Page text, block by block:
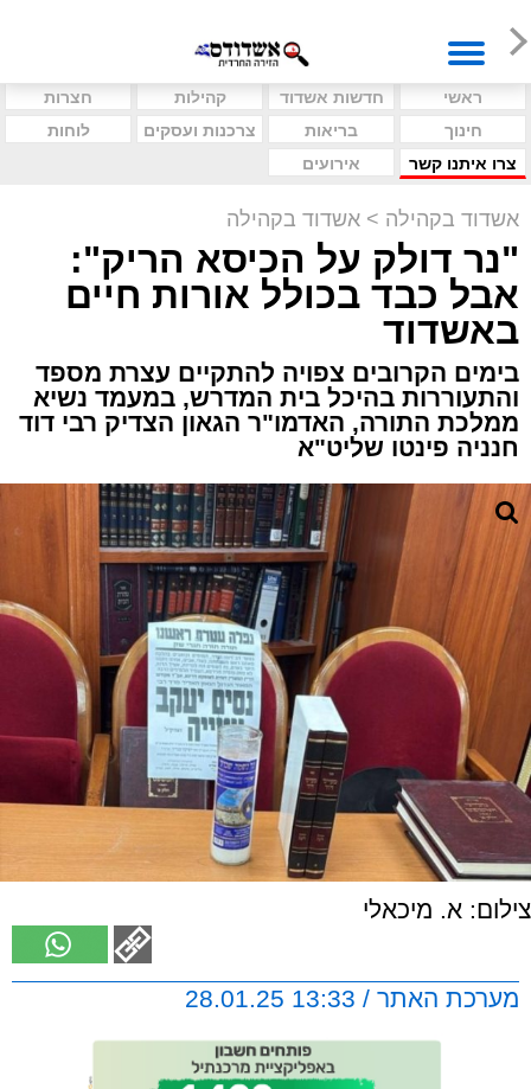
ראשי חדשות אשדוד קהילות
חצרות
חינוך
בריאות צרכנות ועסקים
לוחות
צרו איתנו קשר
אירועים
אשדוד בקהילה > אשדוד בקהילה
"נר דולק על הכיסא הריק":
אבל כבד בכולל אורות חיים
באשדוד
בימים הקרובים צפויה להתקיים עצרת מספד
והתעוררות בהיכל בית המדרש, במעמד נשיא
ממלכת התורה, האדמו"ר הגאון הצדיק רבי דוד
חנניה פינטו שליט"א
צילום: א. מיכאלי
מערכת האתר / 13:33 28.01.25